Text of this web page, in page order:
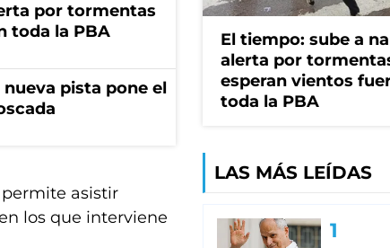
por tormentas
toda la PBA
pista pone el
asistir
los que interviene
El tiempo: sube a
alerta por
esperan vientos
toda la PBA
LAS MÁS LEÍDAS